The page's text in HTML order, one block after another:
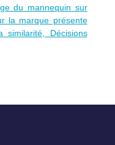
du mannequin sur
la marque présente
Décisions